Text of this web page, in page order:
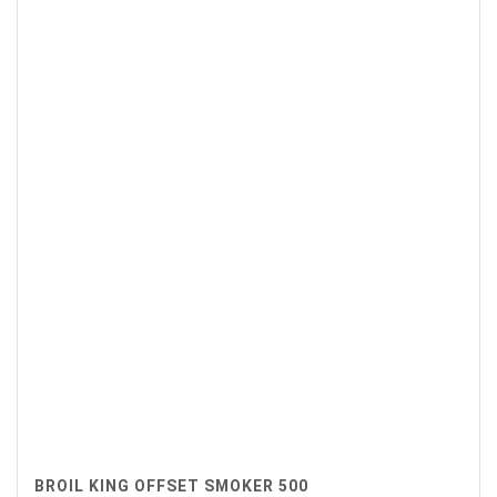
BROIL KING OFFSET SMOKER 500